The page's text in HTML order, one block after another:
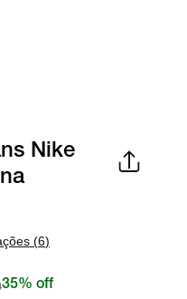
Nike
(6)
35% off